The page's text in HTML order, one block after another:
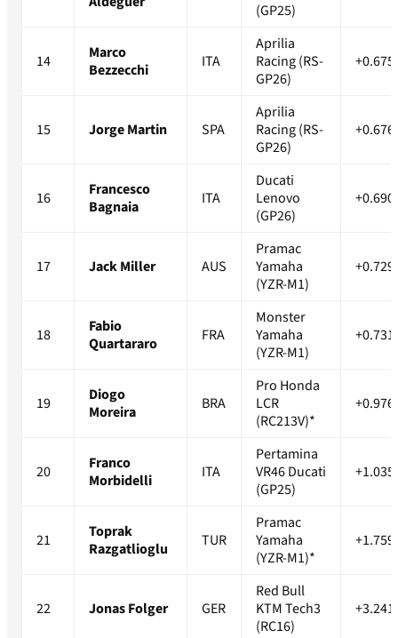
(GP25)
14
Marco
Bezzecchi
ITA
Aprilia
Racing (RS-
GP26)
15 Jorge Martin SPA
Aprilia
Racing (RS-
GP26)
16
Francesco
Bagnaia
ITA
Ducati
Lenovo
(GP26)
17 Jack Miller AUS
Pramac
Yamaha
(YZR-M1)
18
Fabio
Quartararo
FRA
Monster
Yamaha
(YZR-M1)
19
Diogo
Moreira
BRA
Pro Honda
LCR
(RC213V)*
20
Franco
Morbidelli
ITA
Pertamina
VR46 Ducati
(GP25)
21
Toprak
Razgatlioglu
TUR
Pramac
Yamaha
(YZR-M1)*
22 Jonas Folger GER
Red Bull
KTM Tech3
(RC16)